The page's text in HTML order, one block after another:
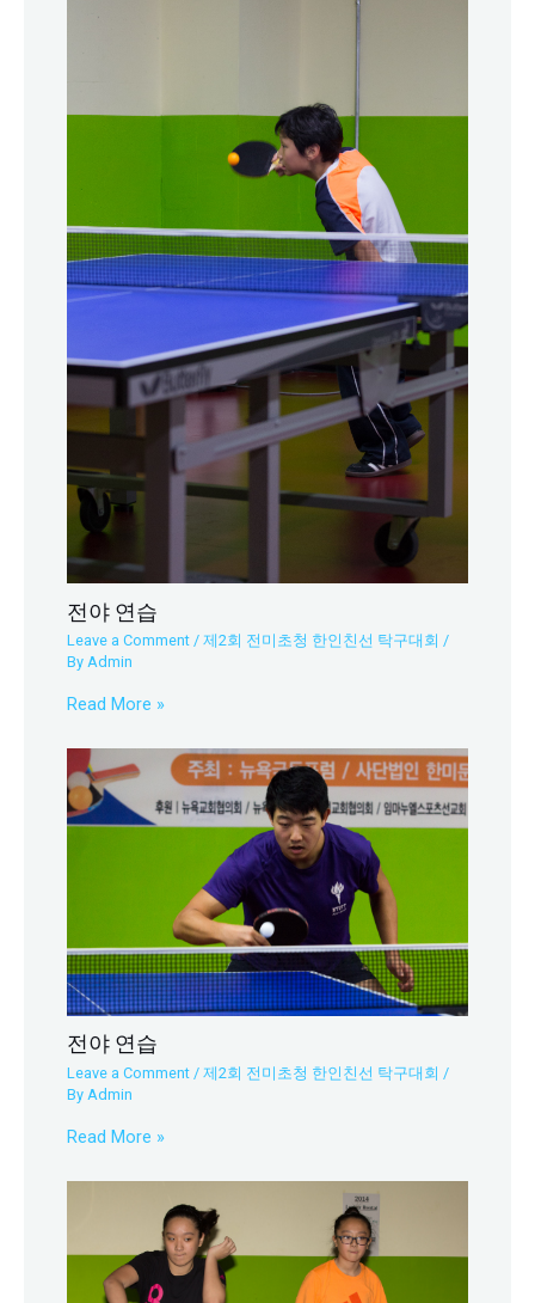
전야 연습
Leave a Comment /제2회 전미초청 한인친선 탁구대회 /
By Admin
Read More »
전야 연습
Leave a Comment /제2회 전미초청 한인친선 탁구대회 /
By Admin
Read More »